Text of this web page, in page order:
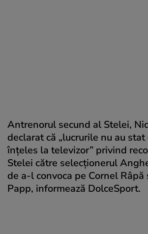
Antrenorul secund al Stelei,
declarat că „lucrurile nu au stat
înțeles la televizor” privind
Stelei către selecționerul
de a-l convoca pe Cornel Râpă
Papp, informează DolceSport.